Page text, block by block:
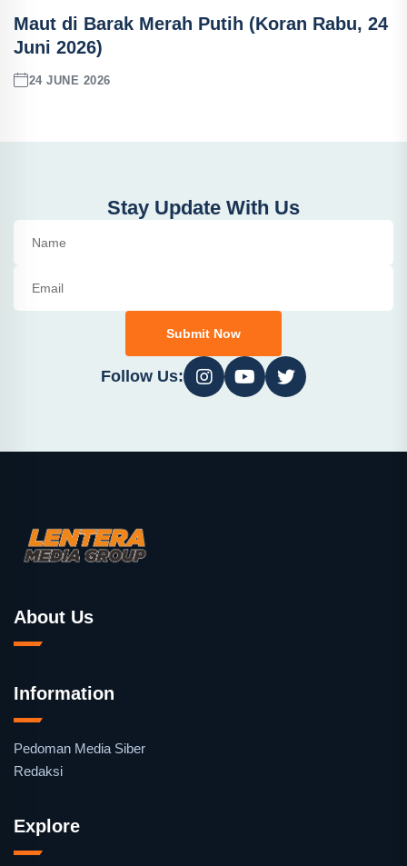
Maut di Barak Merah Putih (Koran Rabu, 24
Juni 2026)
24 JUNE 2026
Stay Update With Us
Submit Now
Follow Us:
About Us
Information
Pedoman Media Siber
Redaksi
Explore